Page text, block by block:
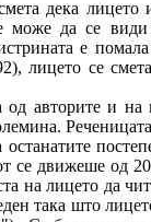
дека лицето
може да се
е
лицето се
од авторите и на
се движеше од
на лицето да
така што